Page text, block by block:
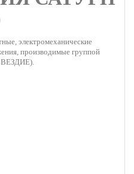
электромеханические
производимые группой